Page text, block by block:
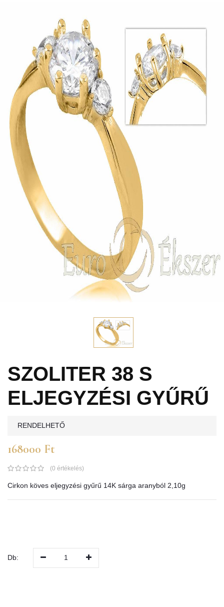
SZOLITER 38 S
ELJEGYZÉSI GYŰRŰ
RENDELHETŐ
168000 Ft
(0 értékelés)
Cirkon köves eljegyzési gyűrű 14K sárga aranyból 2,10g
Db: 1